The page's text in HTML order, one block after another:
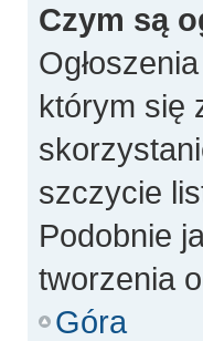
Czym są
którym się
szczycie
Podobnie
tworzenia
Góra